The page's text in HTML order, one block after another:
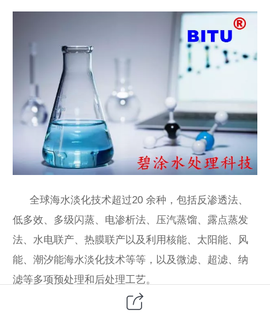
全球海水淡化技术超过20 余种，包括反渗透法、
低多效、多级闪蒸、电渗析法、压汽蒸馏、露点蒸发
法、水电联产、热膜联产以及利用核能、太阳能、风
能、潮汐能海水淡化技术等等，以及微滤、超滤、纳
滤等多项预处理和后处理工艺。
从大的分类来看，主要分为蒸馏法(热法)和膜法两